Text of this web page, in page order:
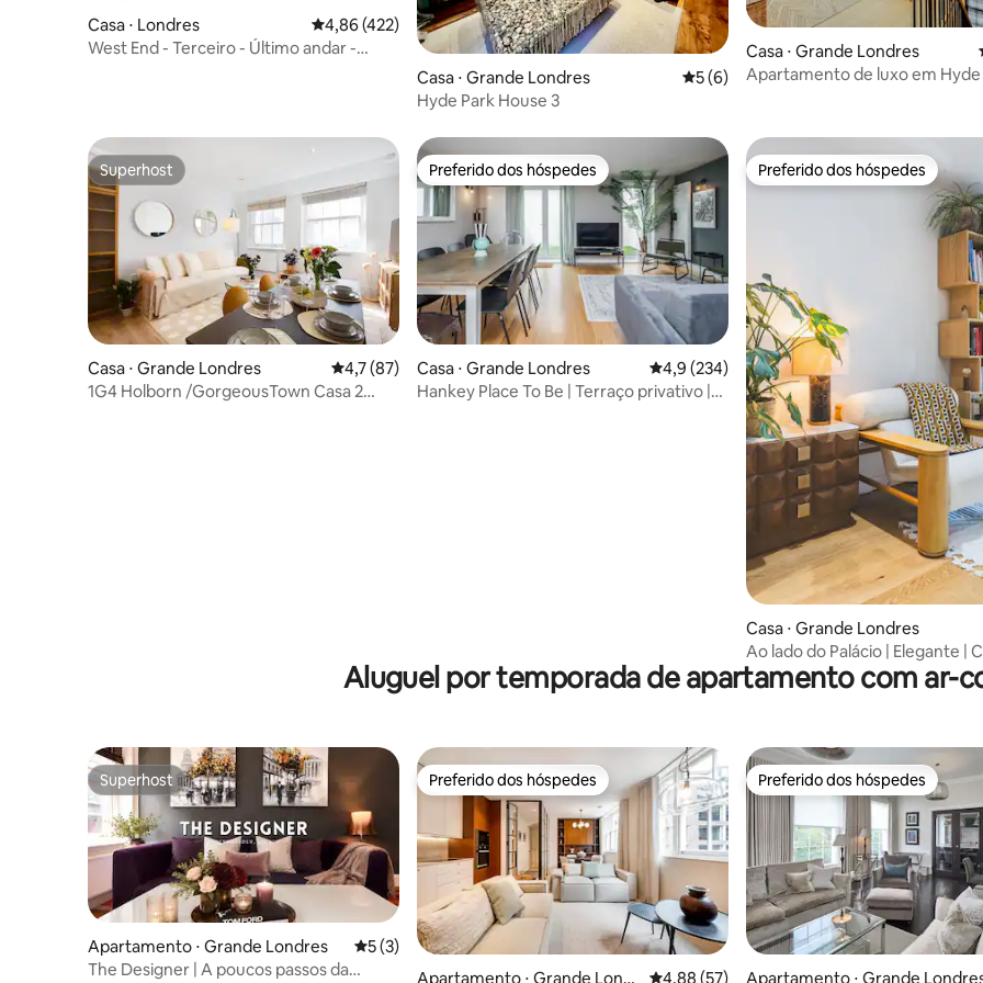
Casa ⋅ Londres 4,86 de uma avaliação média de 5, 422 avaliações
4,86 (422)
West End - Terceiro - Último andar -
Casa ⋅ Grande Londres 5 de uma avaliação média de 5, 6
5 (6)
Hyde Park House 3
Casa ⋅ Grande Londres
Apartamento de luxo em Hyde
Superhost
Superhost
Casa ⋅ Grande Londres 4,7 de uma avaliação média de 5, 87 avaliações
4,7 (87)
1G4 Holborn /GorgeousTown Casa 2
Preferido dos hóspedes
Preferido dos hóspedes
Casa ⋅ Grande Londres 4,9 de uma avaliação média de 5, 234
4,9 (234)
Hankey Place To Be | Terraço privativo |
Preferido dos hóspedes
Preferido dos hóspedes
Casa ⋅ Grande Londres
Ao lado do Palácio | Elegante |
enorme | Cozinha completa
Aluguel por temporada de apartamento com ar-
Superhost
Superhost
Apartamento ⋅ Grande Londres 5 de uma avaliação média de 5, 3 avaliações
5 (3)
The Designer | A poucos passos da
Preferido dos hóspedes
Preferido dos hóspedes
Apartamento ⋅ Grande Londr 4,88 de uma avaliação média de 5, 57
4,88 (57)
Preferido dos hóspedes
Preferido dos hóspedes
Apartamento ⋅ Grande